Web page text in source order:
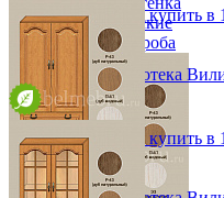
Шкафы детские
Ящики и короба
В корзину
Быстро купить в
Модульная библиотека
от 80 988 ₽
96,4х190х36,8 см
В корзину
Быстро купить в